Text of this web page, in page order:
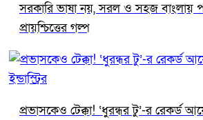
সরকারি ভাষা নয়, সরল ও সহজ বাংলায়
প্রায়শ্চিত্তের গল্প
প্রভাসকেও টেক্কা! ‘ধুরন্ধর টু’-র রেকর্ড